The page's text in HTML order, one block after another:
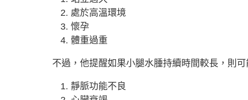
處於高溫環境
懷孕
體重過重
不過，他提醒如果小腿水腫持續時間較長，則可
靜脈功能不良